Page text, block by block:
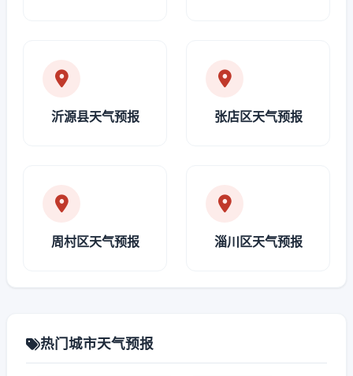
沂源县天气预报 张店区天气预报
周村区天气预报 淄川区天气预报
热门城市天气预报